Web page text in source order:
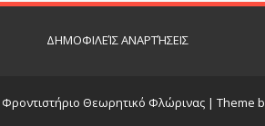
ΔΗΜΟΦΙΛΕΊΣ ΑΝΑΡΤΉΣΕΙΣ
Φροντιστήριο Θεωρητικό Φλώρινας| Theme